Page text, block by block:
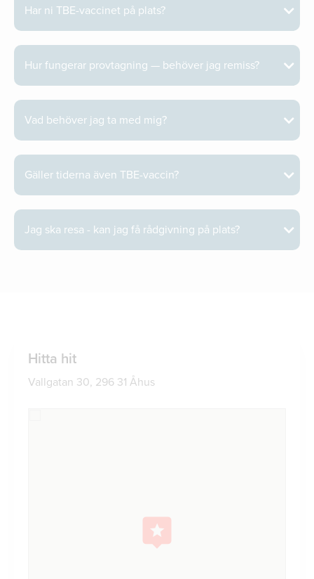
Har ni TBE-vaccinet på plats?
Hur fungerar provtagning — behöver jag remiss?
Vad behöver jag ta med mig?
Gäller tiderna även TBE-vaccin?
Jag ska resa - kan jag få rådgivning på plats?
Hitta hit
Vallgatan 30, 296 31 Åhus